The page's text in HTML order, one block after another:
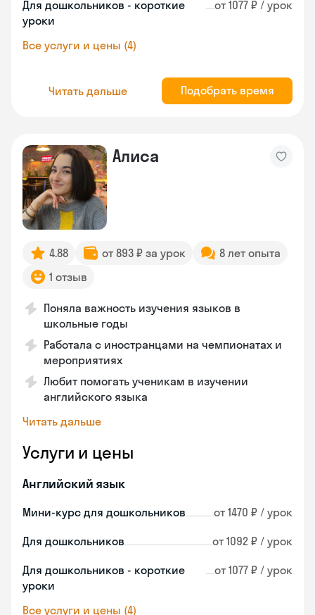
Для дошкольников - короткие
уроки
от 1077 ₽ / урок
Все услуги и цены (4)
Читать дальше Подобрать время
Алиса
4.88 от 893 ₽ за урок
8 лет опыта
1 отзыв
Поняла важность изучения языков в
школьные годы
Работала с иностранцами на чемпионатах и
мероприятиях
Любит помогать ученикам в изучении
английского языка
Читать дальше
Услуги и цены
Английский язык
Мини-курс для дошкольников от 1470 ₽ / урок
Для дошкольников от 1092 ₽ / урок
Для дошкольников - короткие
уроки
от 1077 ₽ / урок
Все услуги и цены (4)